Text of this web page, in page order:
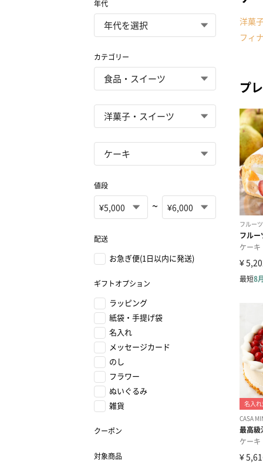
年代
カテゴリー
値段
~
配送
お急ぎ便(1日以内に発送)
ギフトオプション
ラッピング
紙袋・手提げ袋
名入れ
メッセージカード
のし
フラワー
ぬいぐるみ
雑貨
クーポン
対象商品
洋菓
フィ
プ